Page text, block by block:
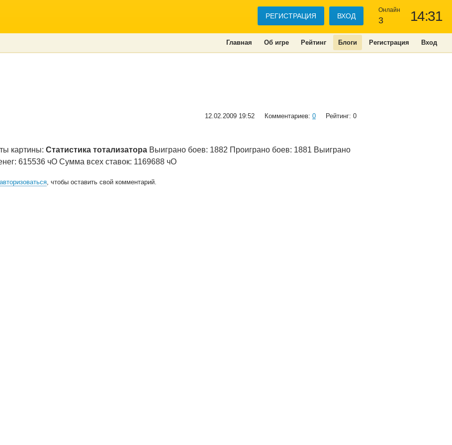
14:31
Онлайн
3
РЕГИСТРАЦИЯ ВХОД
Главная Об игре Рейтинг Блоги Регистрация Вход
12.02.2009 19:52 Комментариев: 0 Рейтинг: 0
картины: Статистика тотализатора Выиграно боев: 1882 Проиграно боев: 1881 Выиграно
615536 чО Сумма всех ставок: 1169688 чО
авторизоваться, чтобы оставить свой комментарий.